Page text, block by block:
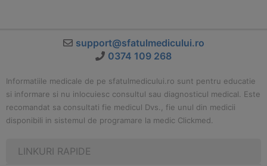
support@sfatulmedicului.ro
0374 109 268
Informatiile medicale de pe sfatulmedicului.ro sunt pentru educatie
si informare si nu inlocuiesc consultul sau diagnosticul medical. Este
recomandat sa consultati fie medicul Dvs., fie unul din medicii
disponibili in sistemul de programare la medic Clickmed.
LINKURI RAPIDE